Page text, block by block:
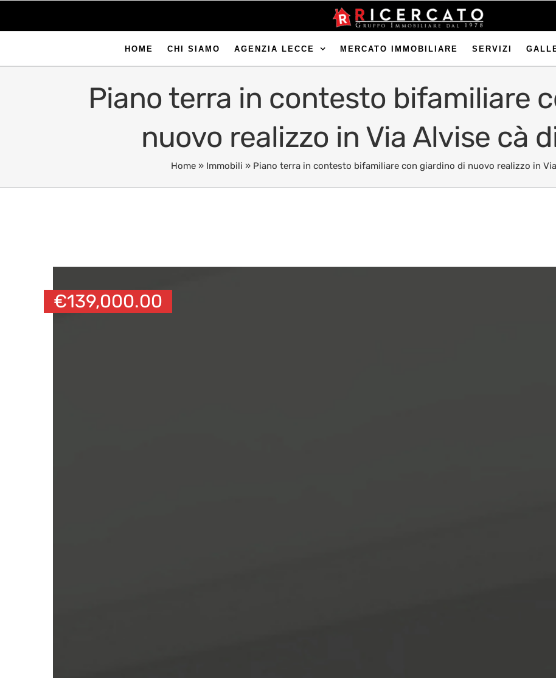
HOME CHI SIAMO AGENZIA LECCE MERCATO IMMOBILIARE SERVIZI
Piano terra in contesto bifamiliare
nuovo realizzo in Via Alvise cà
Home » Immobili » Piano terra in contesto bifamiliare con giardino di nuovo realizzo in
€139,000.00